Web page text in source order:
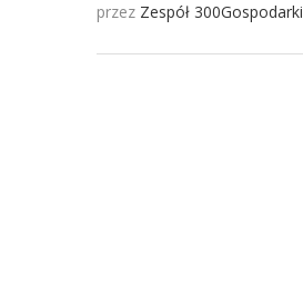
przez Zespół 300Gospodarki